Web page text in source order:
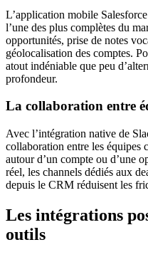
L’application mobile
l’une des plus complètes du
opportunités, prise de notes
géolocalisation des comptes.
atout indéniable que peu
profondeur.
La collaboration entre
Avec l’intégration native de
collaboration entre les équipes
autour d’un compte ou d’une
réel, les channels dédiés aux
depuis le CRM réduisent les
Les intégrations
outils